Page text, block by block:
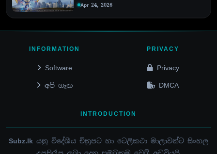
Apr 24, 2026
INFORMATION
Software
අපි ගැන
PRIVACY
Privacy
DMCA
INTRODUCTION
Subz.lk යනු විදේශීය චිත්‍රපට හා ටෙලිකථා මාලාවන්ට සිංහල